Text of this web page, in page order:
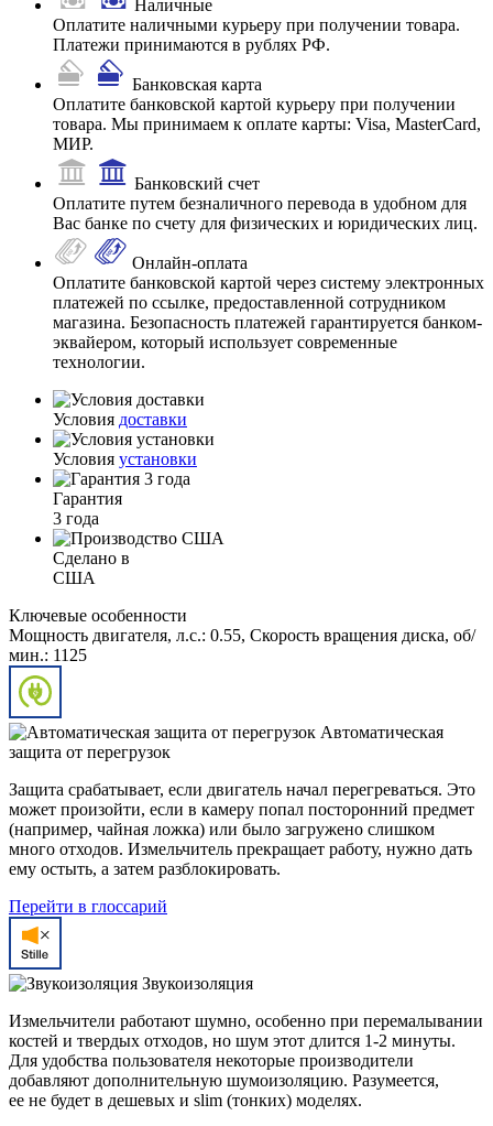
Наличные
Оплатите наличными курьеру при получении товара.
Платежи принимаются в рублях РФ.
Банковская карта
Оплатите банковской картой курьеру при получении
товара. Мы принимаем к оплате карты: Visa, MasterCard,
МИР.
Банковский счет
Оплатите путем безналичного перевода в удобном для
Вас банке по счету для физических и юридических лиц.
Онлайн-оплата
Оплатите банковской картой через систему электронных
платежей по ссылке, предоставленной сотрудником
магазина. Безопасность платежей гарантируется банком-
эквайером, который использует современные
технологии.
Условия доставки
Условия установки
Гарантия
3 года
Сделано в
США
Ключевые особенности
Мощность двигателя, л.с.: 0.55, Скорость вращения диска, об/
мин.: 1125
Автоматическая
защита от перегрузок
Защита срабатывает, если двигатель начал перегреваться. Это
может произойти, если в камеру попал посторонний предмет
(например, чайная ложка) или было загружено слишком
много отходов. Измельчитель прекращает работу, нужно дать
ему остыть, а затем разблокировать.
Перейти в глоссарий
Звукоизоляция
Измельчители работают шумно, особенно при перемалывании
костей и твердых отходов, но шум этот длится 1-2 минуты.
Для удобства пользователя некоторые производители
добавляют дополнительную шумоизоляцию. Разумеется,
ее не будет в дешевых и slim (тонких) моделях.